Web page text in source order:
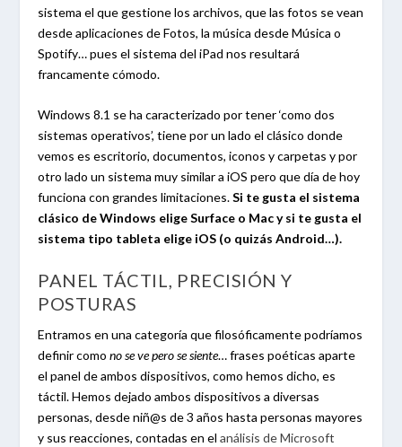
sistema el que gestione los archivos, que las fotos se vean
desde aplicaciones de Fotos, la música desde Música o
Spotify… pues el sistema del iPad nos resultará
francamente cómodo.
Windows 8.1 se ha caracterizado por tener ‘como dos
sistemas operativos’, tiene por un lado el clásico donde
vemos es escritorio, documentos, iconos y carpetas y por
otro lado un sistema muy similar a iOS pero que día de hoy
funciona con grandes limitaciones.Si te gusta el sistema
clásico de Windows elige Surface o Mac y si te gusta el
sistema tipo tableta elige iOS (o quizás Android…).
PANEL TÁCTIL, PRECISIÓN Y
POSTURAS
Entramos en una categoría que filosóficamente podríamos
definir comono se ve pero se siente… frases poéticas aparte
el panel de ambos dispositivos, como hemos dicho, es
táctil. Hemos dejado ambos dispositivos a diversas
personas, desde niñ@s de 3 años hasta personas mayores
y sus reacciones, contadas en elanálisis de Microsoft